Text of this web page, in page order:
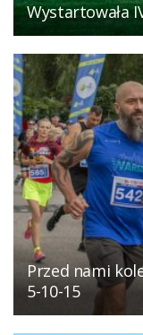
Wystartowała
Przed nami
5-10-15